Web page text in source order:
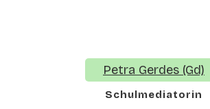
Petra Gerdes (Gd)
Schulmediatorin